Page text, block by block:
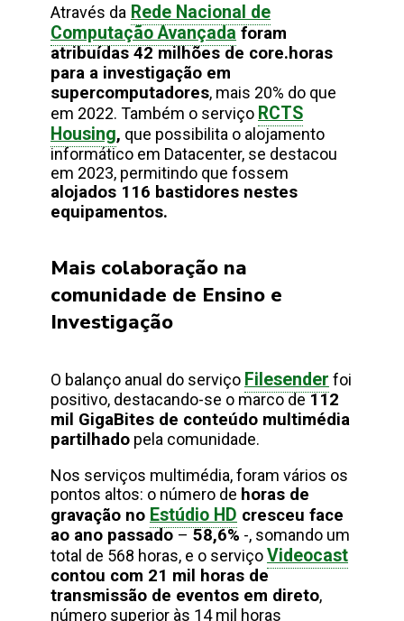
Através da Rede Nacional de
Computação Avançada foram
atribuídas 42 milhões de core.horas
para a investigação em
supercomputadores, mais 20% do que
em 2022. Também o serviço RCTS
Housing, que possibilita o alojamento
informático em Datacenter, se destacou
em 2023, permitindo que fossem
alojados 116 bastidores nestes
equipamentos.
Mais colaboração na
comunidade de Ensino e
Investigação
O balanço anual do serviço Filesender foi
positivo, destacando-se o marco de 112
mil GigaBites de conteúdo multimédia
partilhado pela comunidade.
Nos serviços multimédia, foram vários os
pontos altos: o número de horas de
gravação no Estúdio HD cresceu face
ao ano passado – 58,6% -, somando um
total de 568 horas, e o serviçoVideocast
contou com 21 mil horas de
transmissão de eventos em direto,
número superior às 14 mil horas